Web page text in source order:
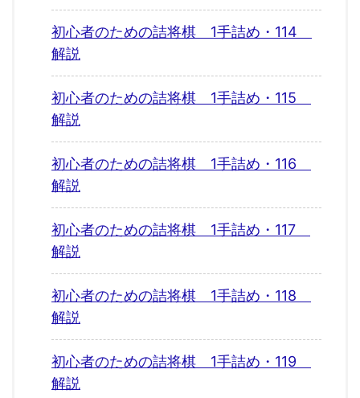
初心者のための詰将棋 1手詰め・114
解説
初心者のための詰将棋 1手詰め・115
解説
初心者のための詰将棋 1手詰め・116
解説
初心者のための詰将棋 1手詰め・117
解説
初心者のための詰将棋 1手詰め・118
解説
初心者のための詰将棋 1手詰め・119
解説